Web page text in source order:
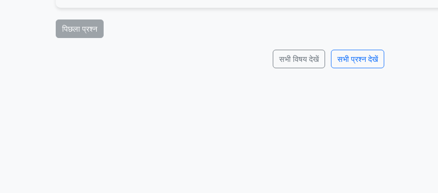
पिछला प्रश्न
सभी विषय देखें सभी प्रश्न देखें